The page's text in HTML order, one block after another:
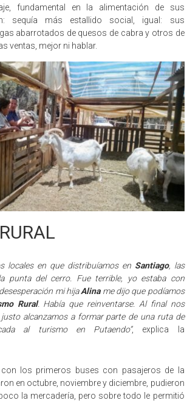
fundamental en la alimentación de sus
sequía más estallido social, igual: sus
abarrotados de quesos de cabra y otros de
ventas, mejor ni hablar.
locales en que distribuíamos en Santiago, las
punta del cerro. Fue terrible, yo estaba con
mi hijaAliname dijo que podíamos
Rural. Había que reinventarse. Al final nos
alcanzamos a formar parte de una ruta de
al turismo en Putaendo”, explica la
con los primeros buses con pasajeros de la
en octubre, noviembre y diciembre, pudieron
la mercadería, pero sobre todo le permitió